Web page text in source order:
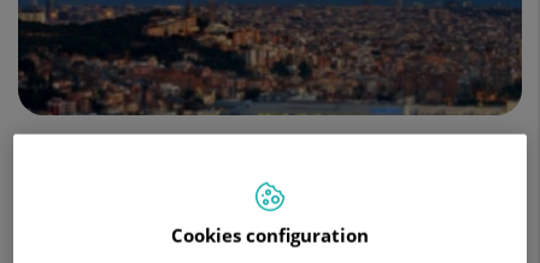
Cookies configuration